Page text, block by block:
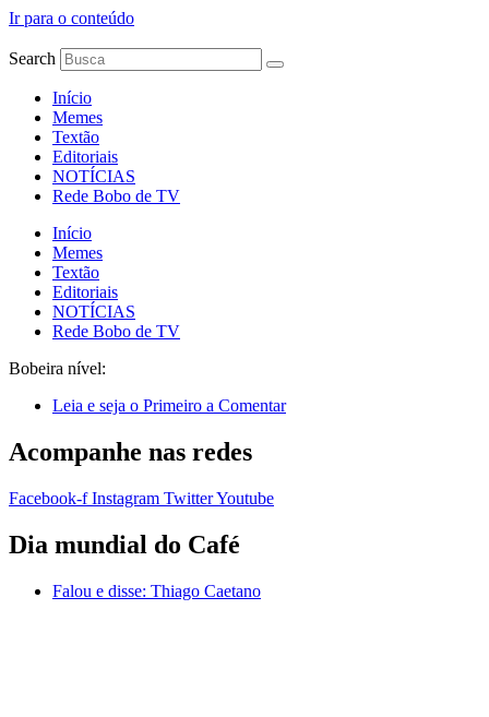
Ir para o conteúdo
Search
Início
Memes
Textão
Editoriais
NOTÍCIAS
Rede Bobo de TV
Início
Memes
Textão
Editoriais
NOTÍCIAS
Rede Bobo de TV
Bobeira nível:
Leia e seja o Primeiro a Comentar
Acompanhe nas redes
Facebook-f Instagram TwitterYoutube
Dia mundial do Café
Falou e disse: Thiago Caetano